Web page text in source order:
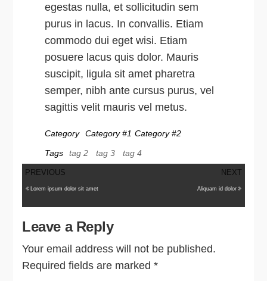
egestas nulla, et sollicitudin sem
purus in lacus. In convallis. Etiam
commodo dui eget wisi. Etiam
posuere lacus quis dolor. Mauris
suscipit, ligula sit amet pharetra
semper, nibh ante cursus purus, vel
sagittis velit mauris vel metus.
Category Category #1 Category #2
Tags tag 2 tag 3 tag 4
navigation
Previous
PREVIOUS
Lorem ipsum dolor sit amet
Next
NEXT
Aliquam id dolor
Leave a Reply
Your email address will not be published.
Required fields are marked*